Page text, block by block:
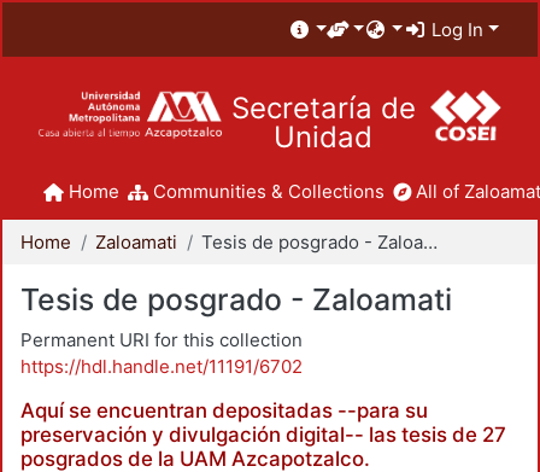
Log In
Secretaría de
Unidad
Home Communities & Collections All of
Home Zaloamati Tesis de posgrado - Zaloamati
Tesis de posgrado - Zaloamati
Permanent URI for this collection
https://hdl.handle.net/11191/6702
Aquí se encuentran depositadas --para su
preservación y divulgación digital-- las tesis de 27
posgrados de la UAM Azcapotzalco.